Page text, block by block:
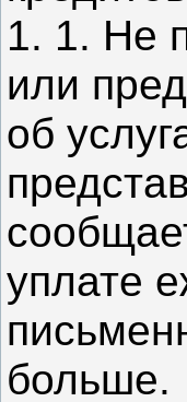
1. 1. Не
или
об
уплате
больше.